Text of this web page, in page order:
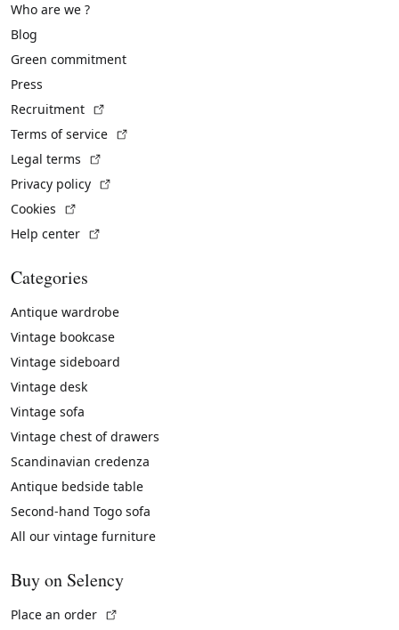
Who are we ?
Blog
Green commitment
Press
Recruitment
Terms of service
Legal terms
Privacy policy
Cookies
Help center
Categories
Antique wardrobe
Vintage bookcase
Vintage sideboard
Vintage desk
Vintage sofa
Vintage chest of drawers
Scandinavian credenza
Antique bedside table
Second-hand Togo sofa
All our vintage furniture
Buy on Selency
Place an order